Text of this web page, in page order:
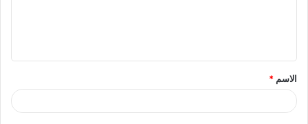
ق
*
الاسم *